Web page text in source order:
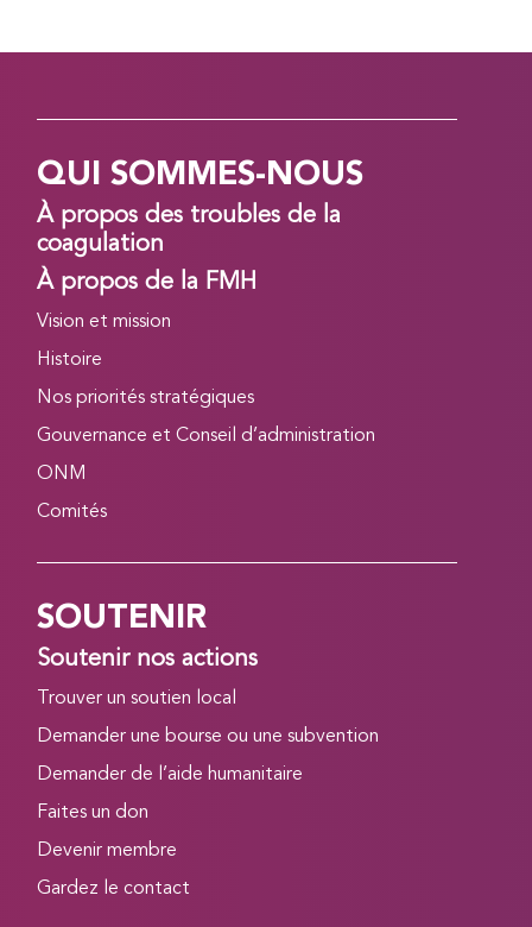
QUI SOMMES-NOUS
À propos des troubles de la
coagulation
À propos de la FMH
Vision et mission
Histoire
Nos priorités stratégiques
Gouvernance et Conseil d’administration
ONM
Comités
SOUTENIR
Soutenir nos actions
Trouver un soutien local
Demander une bourse ou une subvention
Demander de l’aide humanitaire
Faites un don
Devenir membre
Gardez le contact